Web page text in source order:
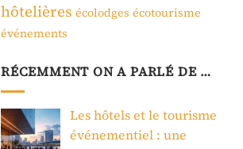
hôtelières écolodges écotourisme
événements
RÉCEMMENT ON A PARLÉ DE …
Les hôtels et le tourisme
événementiel : une